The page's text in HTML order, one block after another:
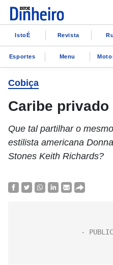
IstoÉ Revista
Esportes Menu
Cobiça
Caribe privado
Que tal partilhar o
estilista americana
Stones Keith Richards?